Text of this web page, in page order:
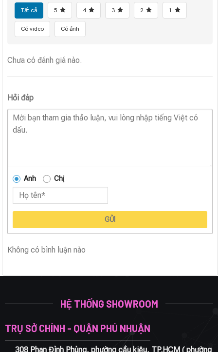
Tất cả 5 4 3 2 1
Có video Có ảnh
Chưa có đánh giá nào.
Hỏi đáp
Anh Chị
GỬI
Không có bình luận nào
HỆ THỐNG SHOWROOM
TRỤ SỞ CHÍNH - QUẬN PHÚ NHUẬN
308 Phan Đình Phùng, phường cầu kiệu, TP.HCM ( phường